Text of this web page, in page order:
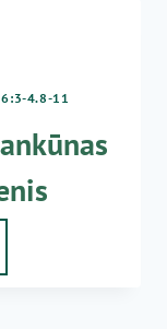
6:3-4.8-11